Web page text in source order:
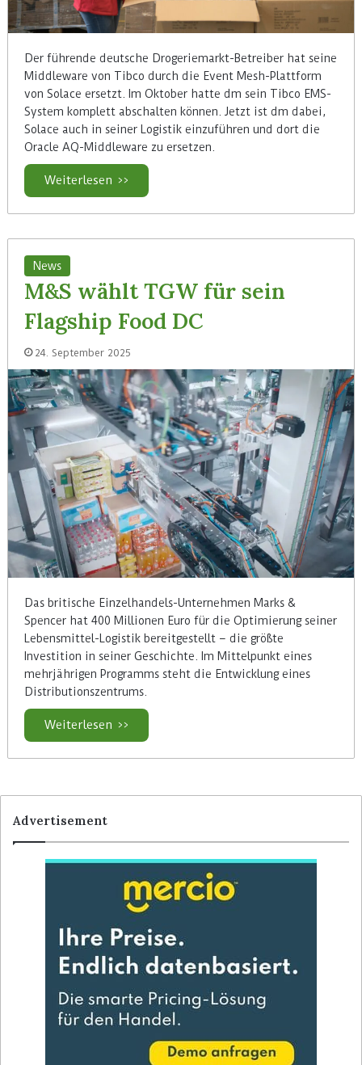
Der führende deutsche Drogeriemarkt-Betreiber hat seine
Middleware von Tibco durch die Event Mesh-Plattform
von Solace ersetzt. Im Oktober hatte dm sein Tibco EMS-
System komplett abschalten können. Jetzt ist dm dabei,
Solace auch in seiner Logistik einzuführen und dort die
Oracle AQ-Middleware zu ersetzen.
Weiterlesen >>
News
M&S wählt TGW für sein
Flagship Food DC
24. September 2025
Das britische Einzelhandels-Unternehmen Marks &
Spencer hat 400 Millionen Euro für die Optimierung seiner
Lebensmittel-Logistik bereitgestellt – die größte
Investition in seiner Geschichte. Im Mittelpunkt eines
mehrjährigen Programms steht die Entwicklung eines
Distributionszentrums.
Weiterlesen >>
Advertisement